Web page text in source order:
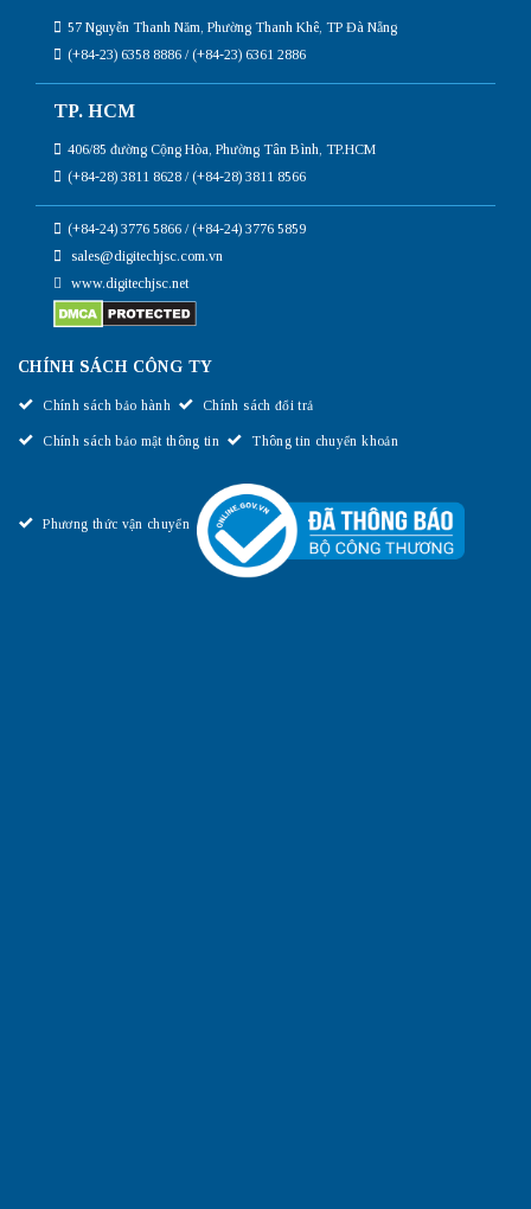
57 Nguyễn Thanh Năm, Phường Thanh Khê, TP Đà Nẵng
(+84-23) 6358 8886 / (+84-23) 6361 2886
TP. HCM
406/85 đường Cộng Hòa, Phường Tân Bình, TP.HCM
(+84-28) 3811 8628 / (+84-28) 3811 8566
(+84-24) 3776 5866 / (+84-24) 3776 5859
sales@digitechjsc.com.vn
www.digitechjsc.net
CHÍNH SÁCH CÔNG TY
Chính sách bảo hành Chính sách đổi trả
Chính sách bảo mật thông tin Thông tin chuyển khoản
Phương thức vận chuyển